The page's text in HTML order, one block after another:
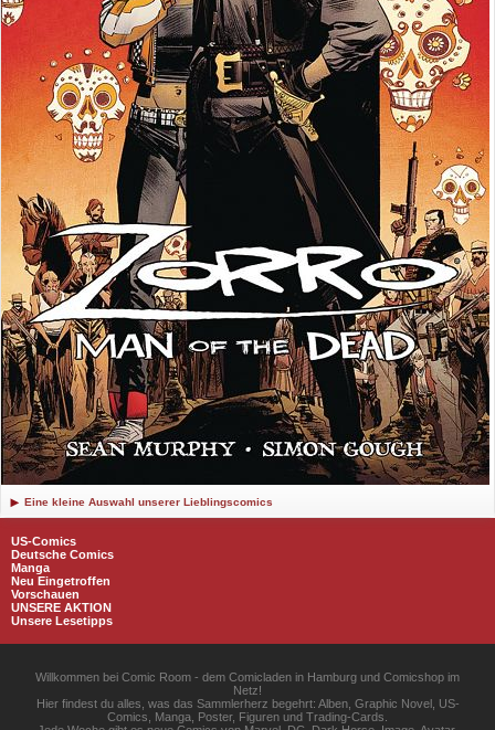
Eine kleine Auswahl unserer Lieblingscomics
US-Comics
Deutsche Comics
Manga
Neu Eingetroffen
Vorschauen
UNSERE AKTION
Unsere Lesetipps
Willkommen bei Comic Room - dem Comicladen in Hamburg und Comicshop im
Netz!
Hier findest du alles, was das Sammlerherz begehrt: Alben, Graphic Novel, US-
Comics, Manga, Poster, Figuren und Trading-Cards.